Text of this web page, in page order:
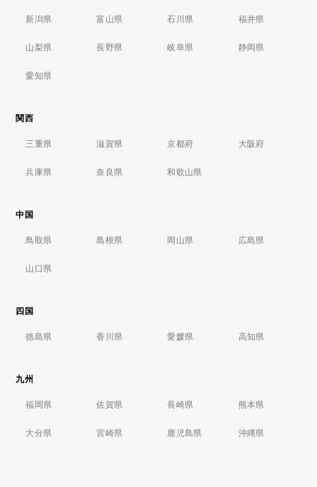
新潟県 富山県 石川県 福井県
山梨県 長野県 岐阜県 静岡県
愛知県
関西
三重県 滋賀県 京都府 大阪府
兵庫県 奈良県 和歌山県
中国
鳥取県 島根県 岡山県 広島県
山口県
四国
徳島県 香川県 愛媛県 高知県
九州
福岡県 佐賀県 長崎県 熊本県
大分県 宮崎県 鹿児島県 沖縄県